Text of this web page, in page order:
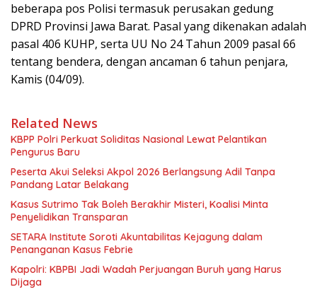
beberapa pos Polisi termasuk perusakan gedung
DPRD Provinsi Jawa Barat. Pasal yang dikenakan adalah
pasal 406 KUHP, serta UU No 24 Tahun 2009 pasal 66
tentang bendera, dengan ancaman 6 tahun penjara,
Kamis (04/09).
Related News
KBPP Polri Perkuat Soliditas Nasional Lewat Pelantikan
Pengurus Baru
Peserta Akui Seleksi Akpol 2026 Berlangsung Adil Tanpa
Pandang Latar Belakang
Kasus Sutrimo Tak Boleh Berakhir Misteri, Koalisi Minta
Penyelidikan Transparan
SETARA Institute Soroti Akuntabilitas Kejagung dalam
Penanganan Kasus Febrie
Kapolri: KBPBI Jadi Wadah Perjuangan Buruh yang Harus
Dijaga